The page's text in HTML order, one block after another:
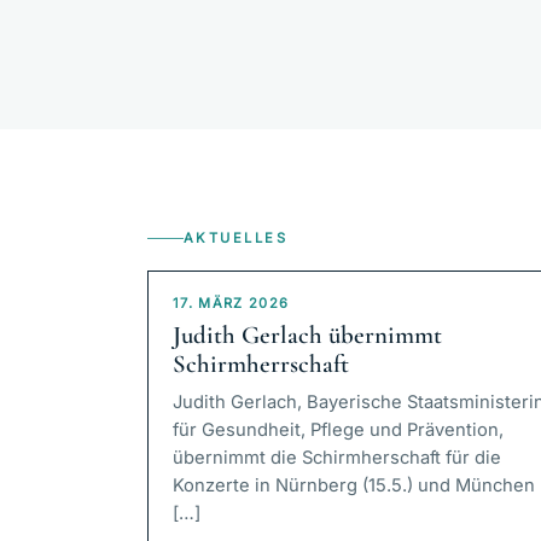
AKTUELLES
17. MÄRZ 2026
Judith Gerlach übernimmt
Schirmherrschaft
Judith Gerlach, Bayerische
für Gesundheit, Pflege und Prävention,
übernimmt die Schirmherschaft für die
Konzerte in Nürnberg (15.5.) und München
[…]